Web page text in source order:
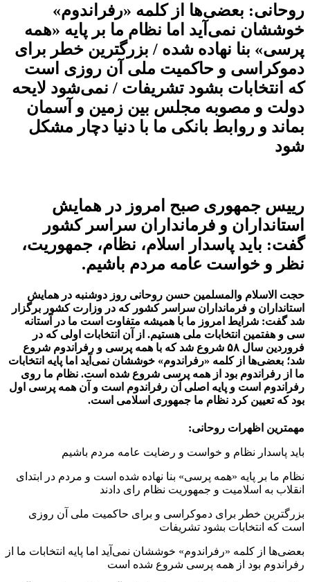
روحانی: بعضی‌ها از کلمه «رفراندوم»
خوششان نمی‌آید اما نظام ما بر پایه «همه
پرسی» بنا نهاده شده / بزرگترین خطر برای
دموکراسی و حاکمیت ملی آن روزی است
که انتخابات بشود تشریفات / نمی‌شود لایحه
دولت و مصوبه مجلس بین زمین و آسمان
بماند و روابط بانکی ما با دنیا دچار مشکل
شود
رییس جمهوری صبح امروز در همایش
استانداران و فرمانداران سراسر کشور
گفت: باید پاسدار اسلام، نظام، جمهوریت،
نظر و خواست عامه مردم باشیم.
حجت الاسلام والمسلمین حسن روحانی روز دوشنبه در همایش
استانداران و فرمانداران سراسر کشور که در وزارت کشور برگزار
شد گفت: شرایط امروز ما با همیشه متفاوت است ما در آستانه
سی و هفتمین انتخابات ملی هستیم. از آن انتخابات اولی که در
فروردین سال ۵۸ شروع شد که با همه پرسی و رفراندوم شروع
شد؛ بعضی‌ها از کلمه «رفراندوم» خوششان نمی‌آید اما پایه انتخابات
ما از رفراندوم بود از همه پرسی شروع شده است. نظام ما روی
رفراندوم است و پایه اصلی آن رفراندوم است و آن همه پرسی اول
بود که تعیین کرد نظام ما جمهوری اسلامی است.
مهمترین اظهرات روحانی:
باید پاسدار نظام و خواست و رضایت عامه مردم باشیم
نظام ما بر پایه «همه پرسی» بنا نهاده شده است و مردم در ابتدای
انقلاب به اسلامیت و جمهوریت نظام رای دادند
بزرگترین خطر برای دموکراسی و برای حاکمیت ملی آن روزی
است که انتخابات بشود تشریفات
بعضی‌ها از کلمه «رفراندوم» خوششان نمی‌آید اما پایه انتخابات ما از
رفراندوم بود از همه پرسی شروع شده است